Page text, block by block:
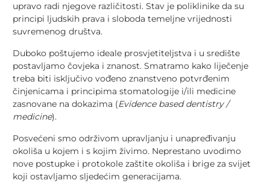
upravo radi njegove različitosti. Stav je poliklinike da su
principi ljudskih prava i sloboda temeljne vrijednosti
suvremenog društva.
Duboko poštujemo ideale prosvjetiteljstva i u središte
postavljamo čovjeka i znanost. Smatramo kako liječenje
treba biti isključivo vođeno znanstveno potvrđenim
činjenicama i principima stomatologije i/ili medicine
zasnovane na dokazima (Evidence based dentistry /
medicine).
Posvećeni smo održivom upravljanju i unapređivanju
okoliša u kojem i s kojim živimo. Neprestano uvodimo
nove postupke i protokole zaštite okoliša i brige za svijet
koji ostavljamo sljedećim generacijama.